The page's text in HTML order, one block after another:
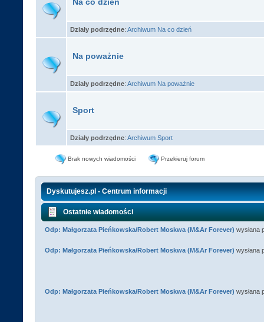
Na co dzień
Działy podrzędne:Archiwum Na co dzień
Na poważnie
Działy podrzędne:Archiwum Na poważnie
Sport
Działy podrzędne:Archiwum Sport
Brak nowych wiadomości Przekieruj forum
Dyskutujesz.pl - Centrum informacji
Ostatnie wiadomości
Odp: Małgorzata Pieńkowska/Robert Moskwa (M&Ar Forever) wysłana
Odp: Małgorzata Pieńkowska/Robert Moskwa (M&Ar Forever) wysłana
Odp: Małgorzata Pieńkowska/Robert Moskwa (M&Ar Forever) wysłana